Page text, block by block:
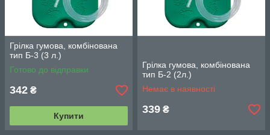
Грілка гумова, комбінована
тип Б-3 (3 л.)
Готово до відправки
342 ₴
Купити
Грілка гумова, комбінована
тип Б-2 (2л.)
Немає в наявності
339 ₴